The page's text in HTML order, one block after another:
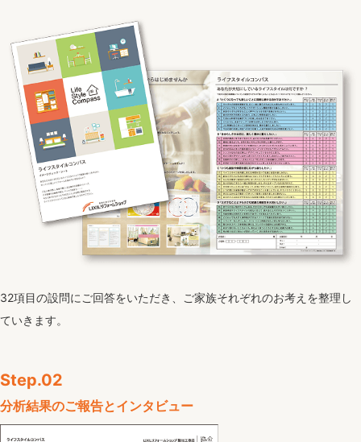
32項目の設問にご回答をいただき、ご家族それぞれのお考えを整理し
ていきます。
Step.02
分析結果のご報告とインタビュー